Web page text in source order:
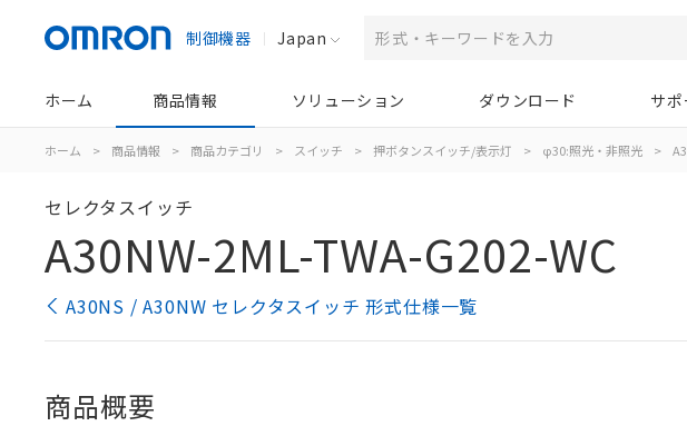
制御機器 Japan
ホーム 商品情報 ソリューション ダウンロード サポ
ホーム > 商品情報 > 商品カテゴリ > スイッチ > 押ボタンスイッチ/表示灯 > φ30:照光・非照光 >
セレクタスイッチ
A30NW-2ML-TWA-G202-WC
A30NS / A30NW セレクタスイッチ 形式仕様一覧
商品概要